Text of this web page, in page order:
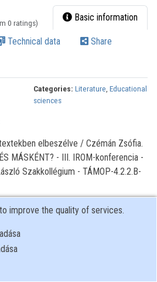
0 ratings) Basic information
Technical data Share
Categories: Literature, Educational
sciences
elbeszélve / Czémán Zsófia.
MÁSKÉNT? - III. IROM-konferencia -
Szakkollégium - TÁMOP-4.2.2.B-
improve the quality of services.